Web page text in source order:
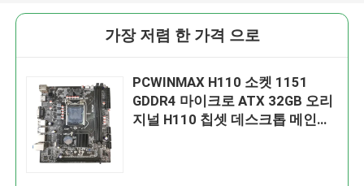
가장 저렴 한 가격 으로
PCWINMAX H110 소켓 1151
GDDR4 마이크로 ATX 32GB 오리
지널 H110 칩셋 데스크톱 메인보